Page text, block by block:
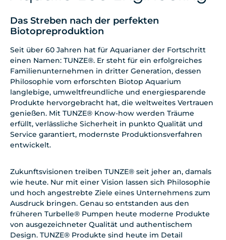
Das Streben nach der perfekten
Biotopreproduktion
Seit über 60 Jahren hat für Aquarianer der Fortschritt
einen Namen: TUNZE®. Er steht für ein erfolgreiches
Familienunternehmen in dritter Generation, dessen
Philosophie vom erforschten Biotop Aquarium
langlebige, umweltfreundliche und energiesparende
Produkte hervorgebracht hat, die weltweites Vertrauen
genießen. Mit TUNZE® Know-how werden Träume
erfüllt, verlässliche Sicherheit in punkto Qualität und
Service garantiert, modernste Produktionsverfahren
entwickelt.
Zukunftsvisionen treiben TUNZE® seit jeher an, damals
wie heute. Nur mit einer Vision lassen sich Philosophie
und hoch angestrebte Ziele eines Unternehmens zum
Ausdruck bringen. Genau so entstanden aus den
früheren Turbelle® Pumpen heute moderne Produkte
von ausgezeichneter Qualität und authentischem
Design. TUNZE® Produkte sind heute im Detail